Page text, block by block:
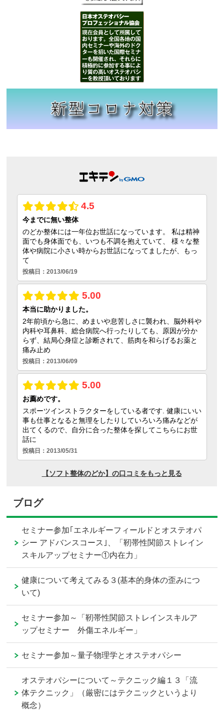
ブログ
セミナー参加｢エネルギーフィールドとオステオパ
シー アドバンスコース｣、「靭帯性関節ストレイン
スキルアップセミナー①内在力」
健康について考えてみる３(基本的身体の歪みにつ
いて)
セミナー参加～「靭帯性関節ストレインスキルア
ップセミナー 外傷エネルギー」
セミナー参加～量子物理学とオステオパシー
オステオパシーについて～テクニック編１３「流
体テクニック」（厳密にはテクニックというより
概念）